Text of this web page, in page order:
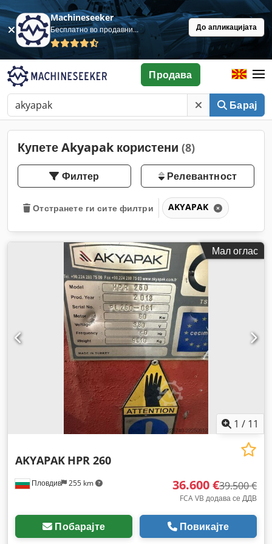
Machineseeker
Бесплатно во продавница До апликацијата
Барај
Продава
Купете Akyapak користени (8)
Филтер Релевантност
Отстранете ги сите филтри AKYAPAK
Мал оглас
1 / 11
Пловдив 255 km
AKYAPAK HPR 260
36.600 €39.500 €
FCA VB додава се ДДВ
Побарајте Повикајте